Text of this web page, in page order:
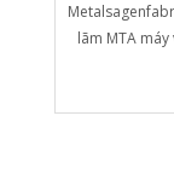
lãm MTA